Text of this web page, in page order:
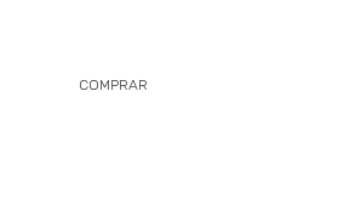
COMPRAR